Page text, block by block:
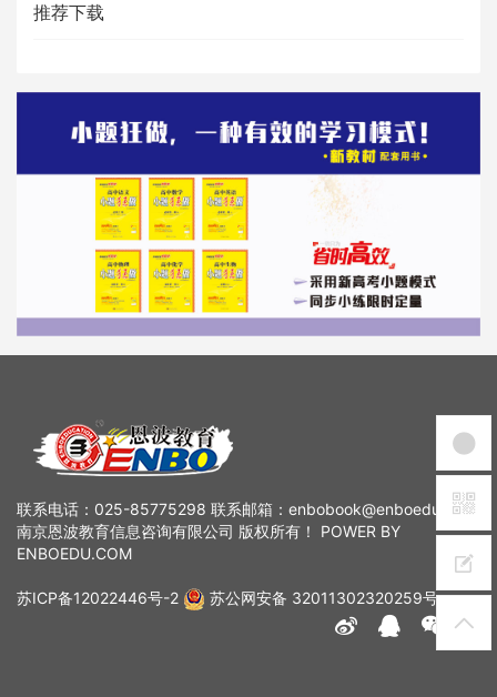
推荐下载
联系电话：025-85775298 联系邮箱：enbobook@enboedu.com
南京恩波教育信息咨询有限公司 版权所有！ POWER BY
ENBOEDU.COM
苏ICP备12022446号-2 苏公网安备 32011302320259号